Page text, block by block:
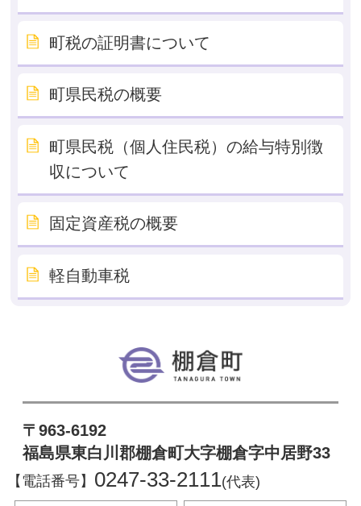
町税の証明書について
町県民税の概要
町県民税（個人住民税）の給与特別徴
収について
固定資産税の概要
軽自動車税
〒963-6192
福島県東白川郡棚倉町大字棚倉字中居野33
【電話番号】 0247-33-2111(代表)